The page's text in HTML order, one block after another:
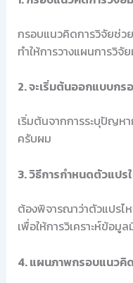
กรอบแนวคิดการวิจัยช่ว
ทำให้การวางแผนการวิ
2. จะเริ่มต้นออกแบบกร
เริ่มต้นจากการระบุปัญห
ครับผม
3. วิธีการกำหนดตัวแปร
ต้องพิจารณาว่าตัวแปรไ
เพื่อให้การวิเคราะห์ข้อมู
4. แผนภาพกรอบแนวคิ